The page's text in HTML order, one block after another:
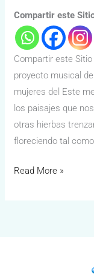
Compartir este
Compartir este
proyecto musical
mujeres del Este
los paisajes que
otras hierbas
floreciendo tal
Read More »